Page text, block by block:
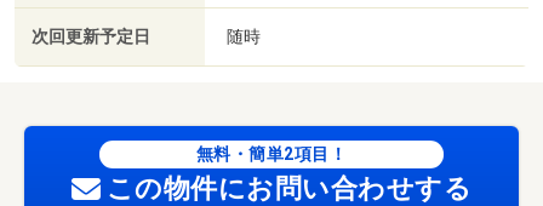
次回更新予定日 随時
無料・簡単2項目！
この物件にお問い合わせする